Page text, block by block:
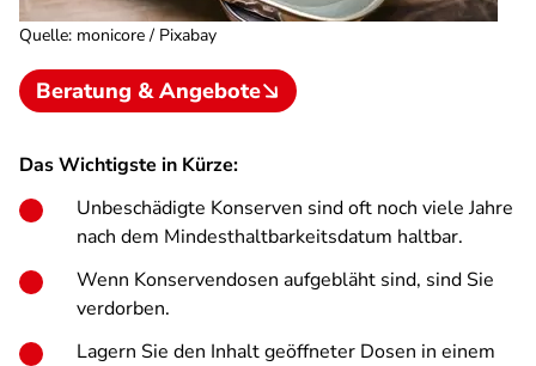
Quelle: monicore / Pixabay
Beratung & Angebote
Das Wichtigste in Kürze:
Unbeschädigte Konserven sind oft noch viele Jahre
nach dem Mindesthaltbarkeitsdatum haltbar.
Wenn Konservendosen aufgebläht sind, sind Sie
verdorben.
Lagern Sie den Inhalt geöffneter Dosen in einem